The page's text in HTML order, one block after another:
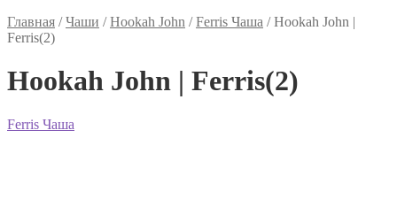
Главная /Чаши /Hookah John /Ferris Чаша /Hookah John |
Ferris(2)
Hookah John | Ferris(2)
Ferris Чаша